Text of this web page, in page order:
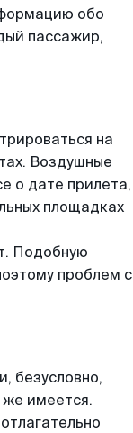
обо
пассажир,
на
Воздушные
о дате прилета,
площадках
Подобную
проблем с
безусловно,
же имеется.